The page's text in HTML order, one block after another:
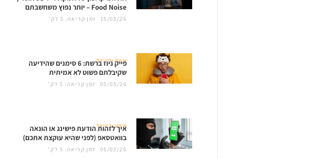
Food Noise – יותר נפוץ משחשבתם
15/03/26 זמן קריאה: 5 דק'
שיווק ודיגיטל
פייק ניוז ברשת: 6 סימנים שהידיעה
שקיבלתם פשוט לא אמיתית
05/03/26 זמן קריאה: 5 דק'
שיווק ודיגיטל
איך לזהות הודעת פישינג או הונאה
בוואטסאפ (לפני שהיא עוקצת אתכם)
05/03/26 זמן קריאה: 5 דק'